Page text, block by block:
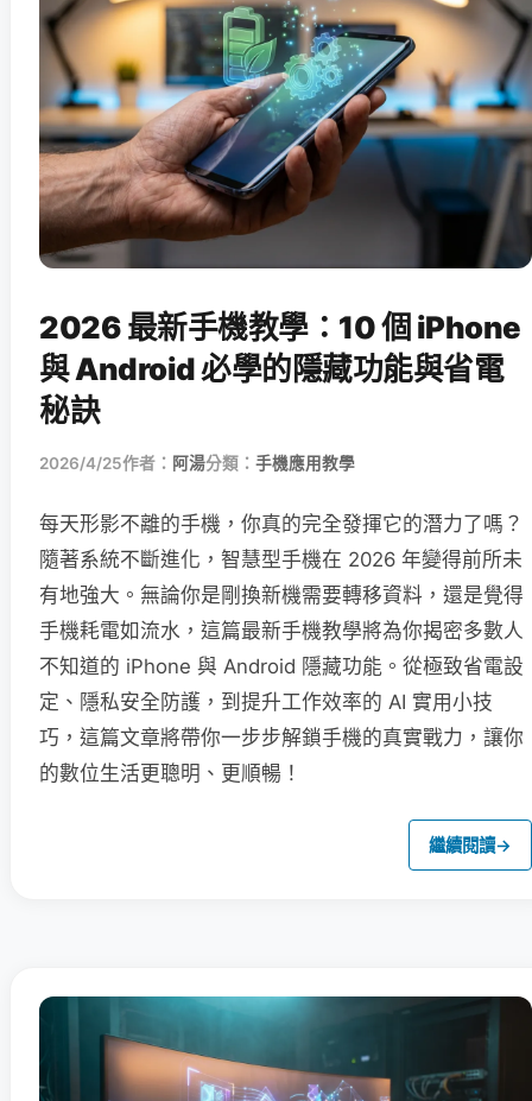
2026 最新手機教學：10 個 iPhone
與 Android 必學的隱藏功能與省電
秘訣
2026/4/25作者： 阿湯分類： 手機應用教學
每天形影不離的手機，你真的完全發揮它的潛力了嗎？
隨著系統不斷進化，智慧型手機在 2026 年變得前所未
有地強大。無論你是剛換新機需要轉移資料，還是覺得
手機耗電如流水，這篇最新手機教學將為你揭密多數人
不知道的 iPhone 與 Android 隱藏功能。從極致省電設
定、隱私安全防護，到提升工作效率的 AI 實用小技
巧，這篇文章將帶你一步步解鎖手機的真實戰力，讓你
的數位生活更聰明、更順暢！
繼續閱讀→